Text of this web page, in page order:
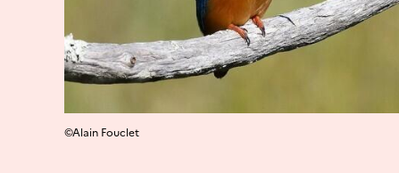
©Alain Fouclet